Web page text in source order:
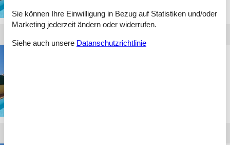
Sie können Ihre Einwilligung in Bezug auf Statistiken und/oder
Marketing jederzeit ändern oder widerrufen.
Siehe auch unsere Datanschutzrichtlinie